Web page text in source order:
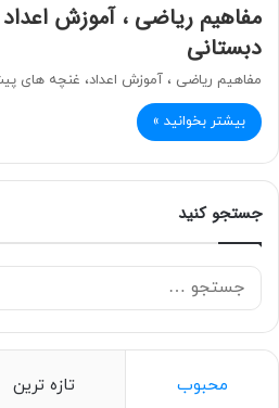
مفاهیم ریاضی ، آموزش
دبستانی
مفاهیم ریاضی ، آموزش اعداد، غنچه های
بیشتر بخوانید »
جستجو کنید
محبوب تازه ترین